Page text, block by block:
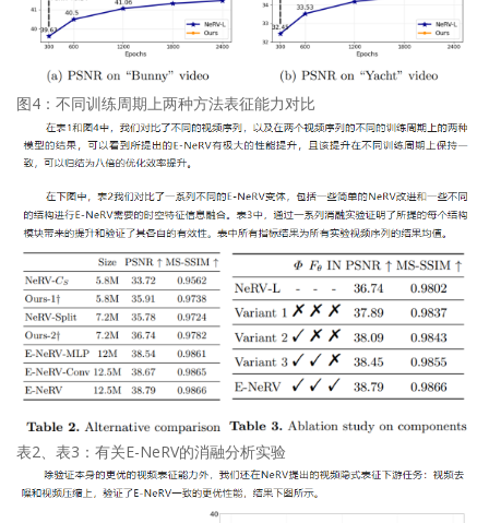
图4：不同训练周期上两种方法表征能力对比
表2、表3：有关E-NeRV的消融分析实验